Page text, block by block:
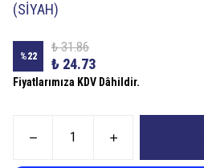
(SİYAH)
%22
₺ 31.86
₺ 24.73
Fiyatlarımıza KDV Dâhildir.